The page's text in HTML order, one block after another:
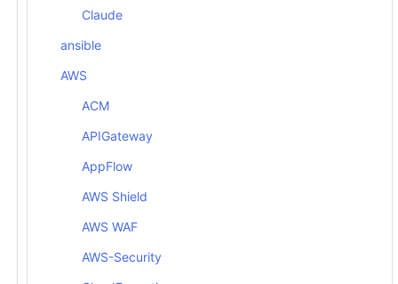
Claude
ansible
AWS
ACM
APIGateway
AppFlow
AWS Shield
AWS WAF
AWS-Security